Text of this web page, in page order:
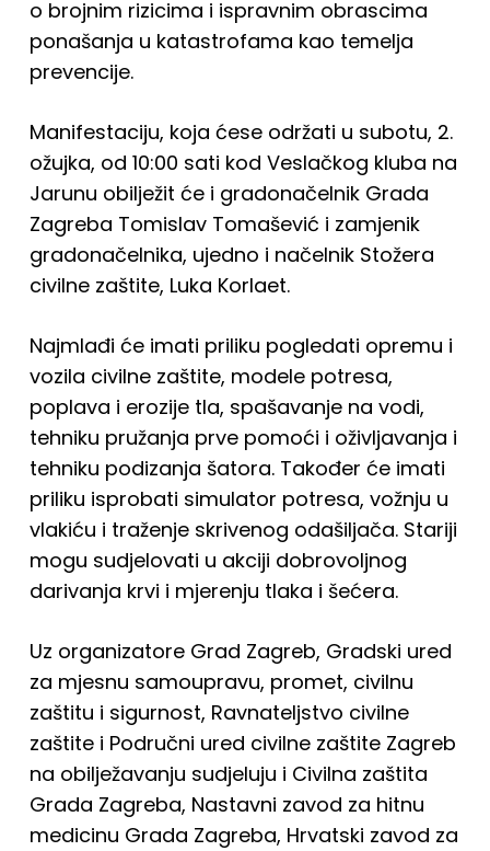
o brojnim rizicima i ispravnim obrascima
ponašanja u katastrofama kao temelja
prevencije.
Manifestaciju, koja ćese održati u subotu, 2.
ožujka, od 10:00 sati kod Veslačkog kluba na
Jarunu obilježit će i gradonačelnik Grada
Zagreba Tomislav Tomašević i zamjenik
gradonačelnika, ujedno i načelnik Stožera
civilne zaštite, Luka Korlaet.
Najmlađi će imati priliku pogledati opremu i
vozila civilne zaštite, modele potresa,
poplava i erozije tla, spašavanje na vodi,
tehniku pružanja prve pomoći i oživljavanja i
tehniku podizanja šatora. Također će imati
priliku isprobati simulator potresa, vožnju u
vlakiću i traženje skrivenog odašiljača. Stariji
mogu sudjelovati u akciji dobrovoljnog
darivanja krvi i mjerenju tlaka i šećera.
Uz organizatore Grad Zagreb, Gradski ured
za mjesnu samoupravu, promet, civilnu
zaštitu i sigurnost, Ravnateljstvo civilne
zaštite i Područni ured civilne zaštite Zagreb
na obilježavanju sudjeluju i Civilna zaštita
Grada Zagreba, Nastavni zavod za hitnu
medicinu Grada Zagreba, Hrvatski zavod za